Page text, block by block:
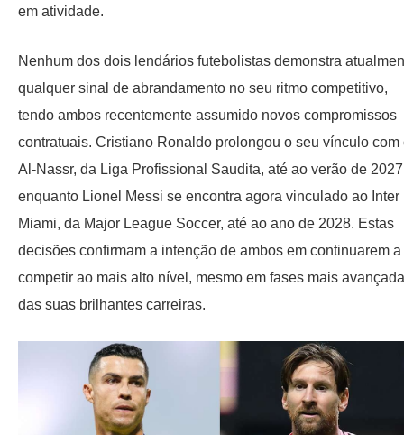
em atividade.
Nenhum dos dois lendários futebolistas demonstra
qualquer sinal de abrandamento no seu ritmo competitivo,
tendo ambos recentemente assumido novos compromissos
contratuais. Cristiano Ronaldo prolongou o seu vínculo com
Al-Nassr, da Liga Profissional Saudita, até ao verão de
enquanto Lionel Messi se encontra agora vinculado ao Inter
Miami, da Major League Soccer, até ao ano de 2028. Estas
decisões confirmam a intenção de ambos em continuarem a
competir ao mais alto nível, mesmo em fases mais
das suas brilhantes carreiras.